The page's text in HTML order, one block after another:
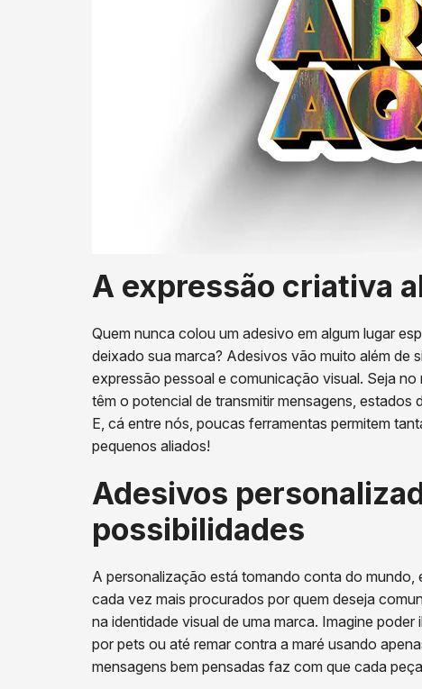
A expressão criativa
Quem nunca colou um adesivo em algum lugar
deixado sua marca? Adesivos vão muito além de
expressão pessoal e comunicação visual. Seja
têm o potencial de transmitir mensagens,
E, cá entre nós, poucas ferramentas permitem
pequenos aliados!
Adesivos
possibilidades
A personalização está tomando conta do
cada vez mais procurados por quem deseja
na identidade visual de uma marca. Imagine
por pets ou até remar contra a maré usando
mensagens bem pensadas faz com que cada